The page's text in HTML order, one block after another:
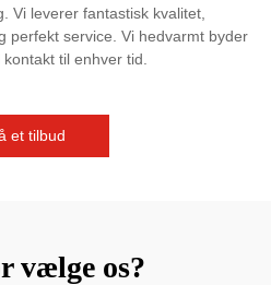
Vi leverer fantastisk kvalitet,
perfekt service. Vi hedvarmt byder
til enhver tid.
et tilbud
vælge os?